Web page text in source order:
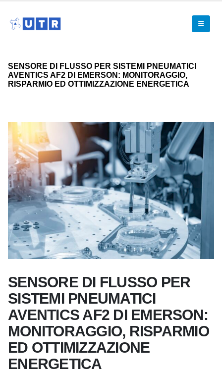
SENSORE DI FLUSSO PER SISTEMI PNEUMATICI
AVENTICS AF2 DI EMERSON: MONITORAGGIO,
RISPARMIO ED OTTIMIZZAZIONE ENERGETICA
SENSORE DI FLUSSO PER
SISTEMI PNEUMATICI
AVENTICS AF2 DI EMERSON:
MONITORAGGIO, RISPARMIO
ED OTTIMIZZAZIONE
ENERGETICA